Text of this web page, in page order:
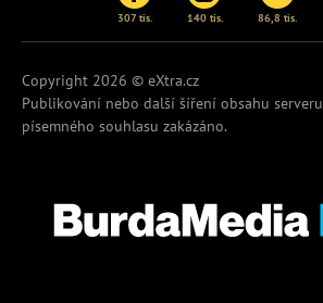
307 tis. 140 tis. 86,8 tis.
Copyright 2026 © eXtra.cz
Publikování nebo další šíření obsahu serveru
písemného souhlasu zakázáno.